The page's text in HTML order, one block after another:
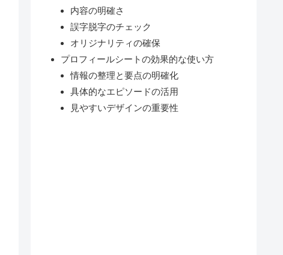
内容の明確さ
誤字脱字のチェック
オリジナリティの確保
プロフィールシートの効果的な使い方
情報の整理と要点の明確化
具体的なエピソードの活用
見やすいデザインの重要性